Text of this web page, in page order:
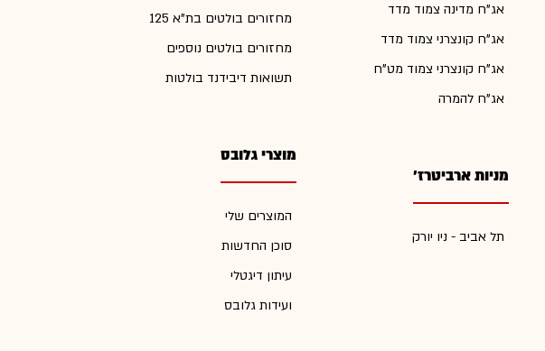
אג"ח מדינה צמוד מדד
אג"ח קונצרני צמוד מדד
אג"ח קונצרני צמוד מט"ח
אג"ח להמרה
מניות ארביטרז'
תל אביב - ניו יורק
מחזורים בולטים בת"א 125
מחזורים בולטים נוספים
תשואות דיבידנד בולטות
מוצרי גלובס
המוצרים שלי
סוכן החדשות
עיתון דיגטלי
ועידות גלובס